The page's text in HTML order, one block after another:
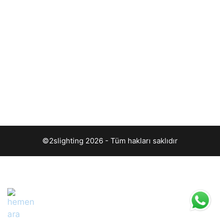
©2slighting 2026 - Tüm hakları saklıdır